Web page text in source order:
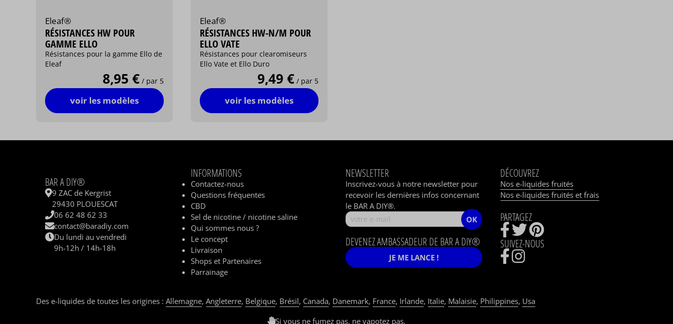
Eleaf®
RÉSISTANCES HW POUR
GAMME ELLO
Résistances pour la gamme Ello de
Eleaf
8,95 € / par 5
voir les modèles
Eleaf®
RÉSISTANCES HW-N/M POUR
ELLO VATE
Résistances pour clearomiseurs
Ello Vate et Ello Duro
9,49 € / par 5
voir les modèles
BAR A DIY®
9 ZAC de Kergrist
29430 PLOUESCAT
06 62 48 62 33
contact@baradiy.com
Du lundi au vendredi
9h-12h / 14h-18h
INFORMATIONS
Contactez-nous
Questions fréquentes
CBD
Sel de nicotine / nicotine saline
Qui sommes nous ?
Le concept
Livraison
Shops et Partenaires
Parrainage
NEWSLETTER
Inscrivez-vous à notre newsletter pour
recevoir les dernières infos concernant
le BAR A DIY®.
OK
DEVENEZ AMBASSADEUR DE BAR A DIY®
JE ME LANCE !
DÉCOUVREZ
Nos e-liquides fruités
Nos e-liquides fruités et frais
PARTAGEZ
SUIVEZ-NOUS
Des e-liquides de toutes les origines : Allemagne, Angleterre, Belgique, Brésil, Canada, Danemark, France, Irlande, Italie, Malaisie, Philippines, Usa
Si vous ne fumez pas, ne vapotez pas.